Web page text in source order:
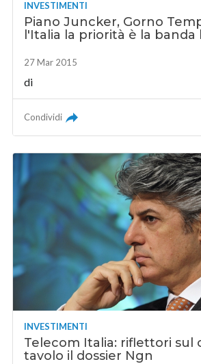
INVESTIMENTI
Piano Juncker, Gorno
l'Italia la priorità è la banda
27 Mar 2015
di
Condividi
INVESTIMENTI
Telecom Italia: riflettori sul
tavolo il dossier Ngn